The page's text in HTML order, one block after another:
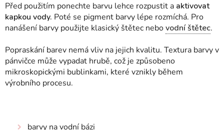
Před použitím ponechte barvu lehce rozpustit a aktivovat
kapkou vody. Poté se pigment barvy lépe rozmíchá. Pro
nanášení barvy použijte klasický štětec nebovodní štětec.
Popraskání barev nemá vliv na jejich kvalitu. Textura barvy v
pánvičce může vypadat hrubě, což je způsobeno
mikroskopickými bublinkami, které vznikly během
výrobního procesu.
barvy na vodní bázi